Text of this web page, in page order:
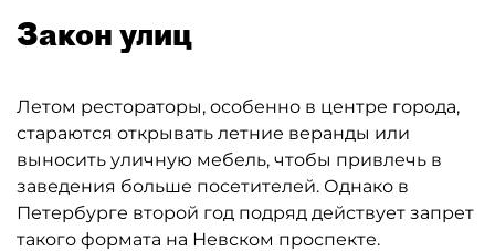
Закон улиц
Летом рестораторы, особенно в центре города,
стараются открывать летние веранды или
выносить уличную мебель, чтобы привлечь в
заведения больше посетителей. Однако в
Петербурге второй год подряд действует запрет
такого формата на Невском проспекте.